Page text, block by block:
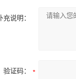
充说明：
验证码：